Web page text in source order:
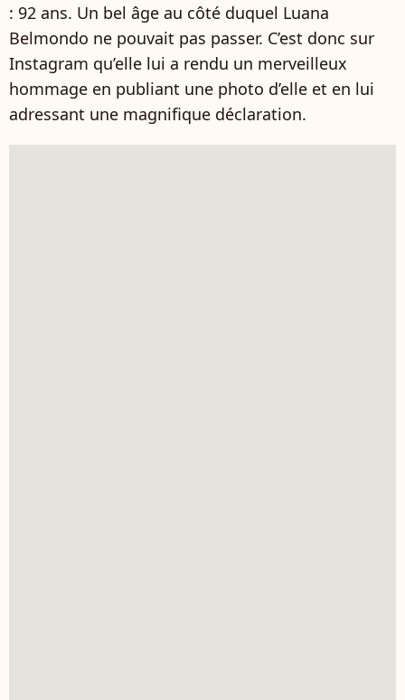
: 92 ans. Un bel âge au côté duquel Luana
Belmondo ne pouvait pas passer. C’est donc sur
Instagram qu’elle lui a rendu un merveilleux
hommage en publiant une photo d’elle et en lui
adressant une magnifique déclaration.